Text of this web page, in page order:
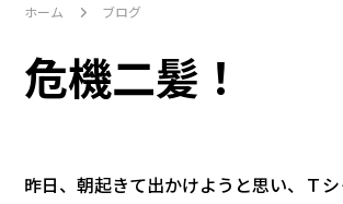
ホーム ブログ
危機二髪！
昨日、朝起きて出かけようと思い、Ｔ